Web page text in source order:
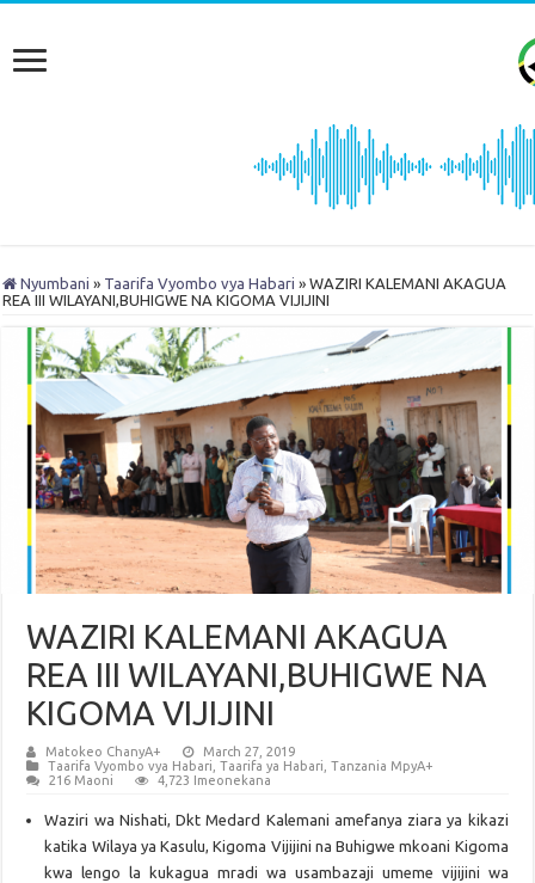
Nyumbani » Taarifa Vyombo vya Habari » WAZIRI KALEMANI AKAGUA
REA III WILAYANI,BUHIGWE NA KIGOMA VIJIJINI
WAZIRI KALEMANI AKAGUA
REA III WILAYANI,BUHIGWE NA
KIGOMA VIJIJINI
Matokeo ChanyA+
March 27, 2019
Taarifa Vyombo vya Habari ,Taarifa ya Habari ,Tanzania MpyA+
216 Maoni
4,723 Imeonekana
Waziri wa Nishati, Dkt Medard Kalemani amefanya ziara ya kikazi
katika Wilaya ya Kasulu, Kigoma Vijijini na Buhigwe mkoani Kigoma
kwa lengo la kukagua mradi wa usambazaji umeme vijijini wa